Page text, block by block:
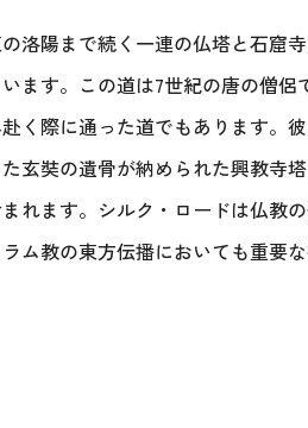
洛陽まで続く一連の仏塔と石窟
ます。この道は7世紀の唐の僧
く際に通った道でもあります。
玄奘の遺骨が納められた興教寺
れます。シルク・ロードは仏教
ム教の東方伝播においても重要